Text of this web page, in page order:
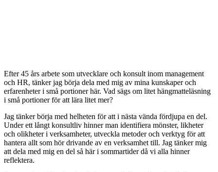
Efter 45 års arbete som utvecklare och konsult inom management
och HR, tänker jag börja dela med mig av mina kunskaper och
erfarenheter i små portioner här. Vad sägs om litet hängmatteläsning
i små portioner för att lära litet mer?
Jag tänker börja med helheten för att i nästa vända fördjupa en del.
Under ett långt konsultliv hinner man identifiera mönster, likheter
och olikheter i verksamheter, utveckla metoder och verktyg för att
hantera allt som hör drivande av en verksamhet till. Jag tänker mig
att dela med mig en del så här i sommartider då vi alla hinner
reflektera.